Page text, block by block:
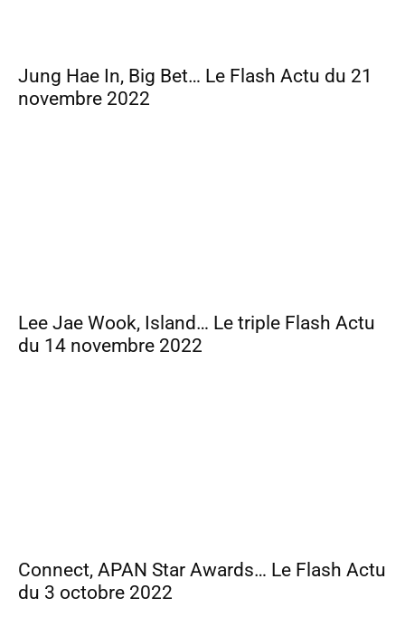
Jung Hae In, Big Bet… Le Flash Actu du 21
novembre 2022
Lee Jae Wook, Island… Le triple Flash Actu
du 14 novembre 2022
Connect, APAN Star Awards… Le Flash Actu
du 3 octobre 2022